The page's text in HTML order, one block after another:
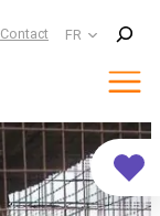
Contact FR
Suchen